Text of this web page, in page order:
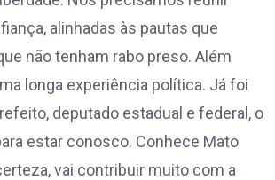
alinhadas às pautas que
não tenham rabo preso. Além
longa experiência política. Já foi
deputado estadual e federal, o
estar conosco. Conhece Mato
vai contribuir muito com a